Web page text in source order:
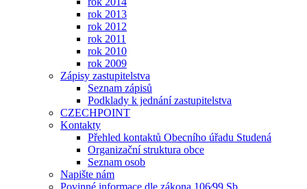
rok 2013
rok 2012
rok 2011
rok 2010
rok 2009
Zápisy zastupitelstva
Seznam zápisů
Podklady k jednání zastupitelstva
CZECHPOINT
Kontakty
Přehled kontaktů Obecního úřadu Studená
Organizační struktura obce
Seznam osob
Napište nám
Povinné informace dle zákona 106⁄99 Sb.